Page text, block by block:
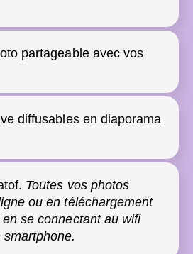
partageable avec vos
diffusables en diaporama
Toutes vos photos
ou en téléchargement
se connectant au wifi